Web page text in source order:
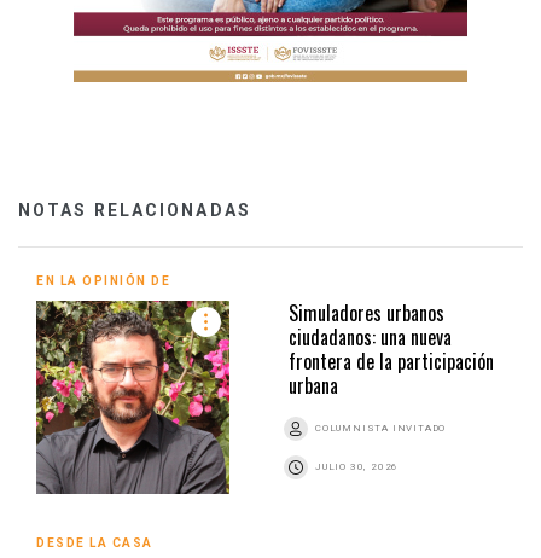
NOTAS RELACIONADAS
EN LA OPINIÓN DE
Simuladores urbanos
ciudadanos: una nueva
frontera de la participación
urbana
COLUMNISTA INVITADO
JULIO 30, 2026
DESDE LA CASA